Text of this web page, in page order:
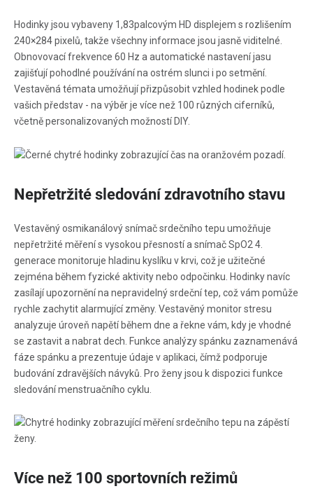
Hodinky jsou vybaveny 1,83palcovým HD displejem s rozlišením
240×284 pixelů, takže všechny informace jsou jasně viditelné.
Obnovovací frekvence 60 Hz a automatické nastavení jasu
zajišťují pohodlné používání na ostrém slunci i po setmění.
Vestavěná témata umožňují přizpůsobit vzhled hodinek podle
vašich představ - na výběr je více než 100 různých ciferníků,
včetně personalizovaných možností DIY.
Nepřetržité sledování zdravotního stavu
Vestavěný osmikanálový snímač srdečního tepu umožňuje
nepřetržité měření s vysokou přesností a snímač SpO2 4.
generace monitoruje hladinu kyslíku v krvi, což je užitečné
zejména během fyzické aktivity nebo odpočinku. Hodinky navíc
zasílají upozornění na nepravidelný srdeční tep, což vám pomůže
rychle zachytit alarmující změny. Vestavěný monitor stresu
analyzuje úroveň napětí během dne a řekne vám, kdy je vhodné
se zastavit a nabrat dech. Funkce analýzy spánku zaznamenává
fáze spánku a prezentuje údaje v aplikaci, čímž podporuje
budování zdravějších návyků. Pro ženy jsou k dispozici funkce
sledování menstruačního cyklu.
Více než 100 sportovních režimů